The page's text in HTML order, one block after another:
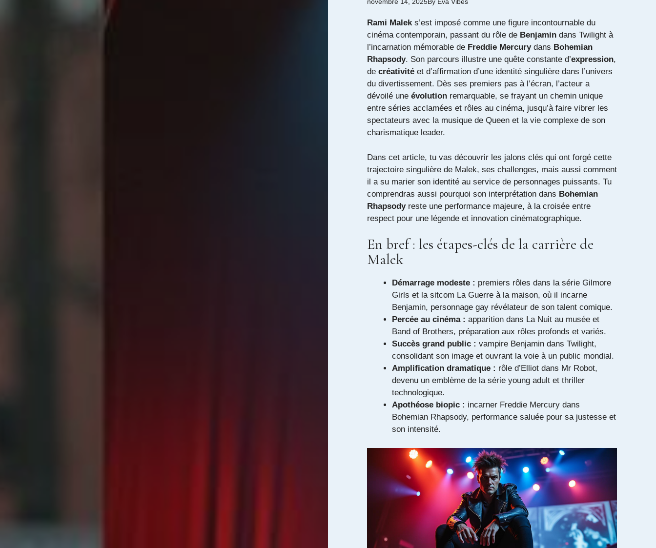
Rami Maleks’est imposé comme une figure incontournable du
cinéma contemporain, passant du rôle de Benjamin dans Twilight à
l’incarnation mémorable de Freddie Mercurydans Bohemian
Rhapsody. Son parcours illustre une quête constante d’expression,
de créativité et d’affirmation d’une identité singulière dans l’univers
du divertissement. Dès ses premiers pas à l’écran, l’acteur a
dévoilé une évolution remarquable, se frayant un chemin unique
entre séries acclamées et rôles au cinéma, jusqu’à faire vibrer les
spectateurs avec la musique de Queen et la vie complexe de son
charismatique leader.
Dans cet article, tu vas découvrir les jalons clés qui ont forgé cette
trajectoire singulière de Malek, ses challenges, mais aussi comment
il a su marier son identité au service de personnages puissants. Tu
comprendras aussi pourquoi son interprétation dans Bohemian
Rhapsodyreste une performance majeure, à la croisée entre
respect pour une légende et innovation cinématographique.
En bref : les étapes-clés de la carrière de
Malek
Démarrage modeste : premiers rôles dans la série Gilmore
Girls et la sitcom La Guerre à la maison, où il incarne
Benjamin, personnage gay révélateur de son talent comique.
Percée au cinéma : apparition dans La Nuit au musée et
Band of Brothers, préparation aux rôles profonds et variés.
Succès grand public : vampire Benjamin dans Twilight,
consolidant son image et ouvrant la voie à un public mondial.
Amplification dramatique : rôle d’Elliot dans Mr Robot,
devenu un emblème de la série young adult et thriller
technologique.
Apothéose biopic : incarner Freddie Mercury dans
Bohemian Rhapsody, performance saluée pour sa justesse et
son intensité.